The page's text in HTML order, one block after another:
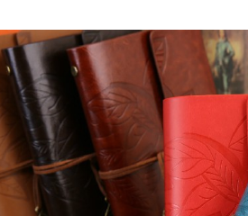
高档酒盒包装盒
产品包装盒